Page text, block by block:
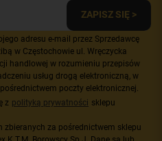
ZAPISZ SIĘ >
adresu e-mail przez Sprzedawcę
w Częstochowie ul. Wręczycka
handlowej w rozumieniu przepisów
usług drogą elektroniczną, w
poczty elektronicznej.
z polityką prywatności sklepu
za pośrednictwem sklepu